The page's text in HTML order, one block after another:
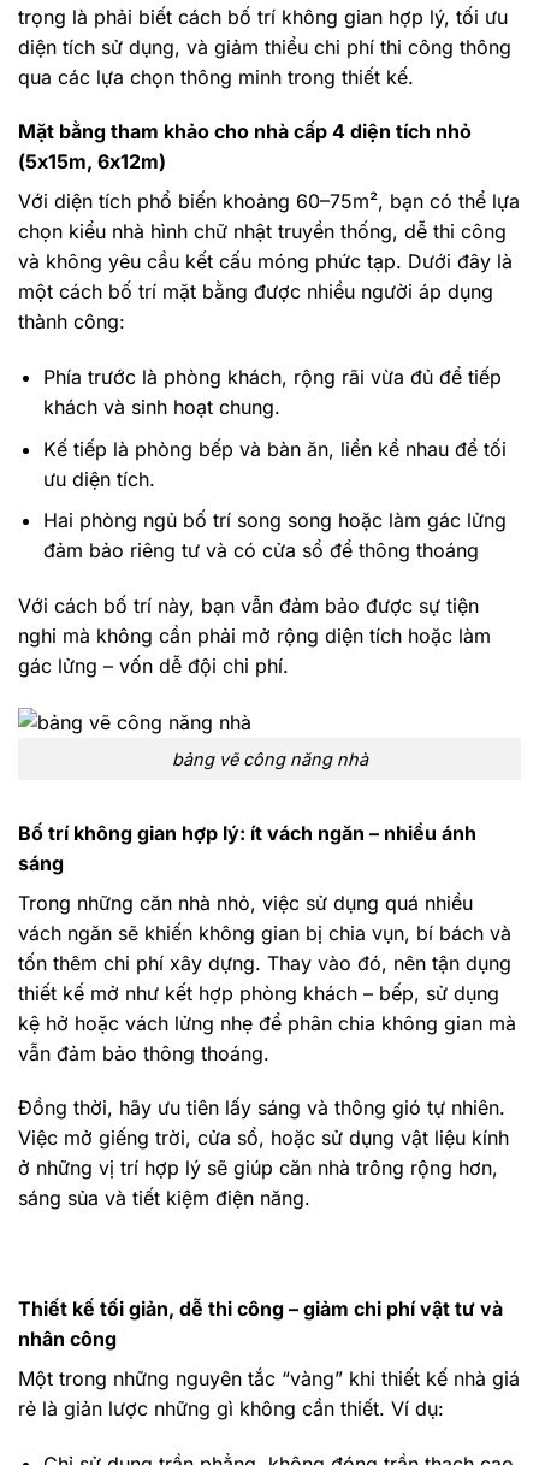
trọng là phải biết cách bố trí không gian hợp lý, tối ưu
diện tích sử dụng, và giảm thiểu chi phí thi công thông
qua các lựa chọn thông minh trong thiết kế.
Mặt bằng tham khảo cho nhà cấp 4 diện tích nhỏ
(5x15m, 6x12m)
Với diện tích phổ biến khoảng 60–75m², bạn có thể lựa
chọn kiểu nhà hình chữ nhật truyền thống, dễ thi công
và không yêu cầu kết cấu móng phức tạp. Dưới đây là
một cách bố trí mặt bằng được nhiều người áp dụng
thành công:
Phía trước là phòng khách, rộng rãi vừa đủ để tiếp
khách và sinh hoạt chung.
Kế tiếp là phòng bếp và bàn ăn, liền kề nhau để tối
ưu diện tích.
Hai phòng ngủ bố trí song song hoặc làm gác lửng
đảm bảo riêng tư và có cửa sổ để thông thoáng
Với cách bố trí này, bạn vẫn đảm bảo được sự tiện
nghi mà không cần phải mở rộng diện tích hoặc làm
gác lửng – vốn dễ đội chi phí.
bảng vẽ công năng nhà
Bố trí không gian hợp lý: ít vách ngăn – nhiều ánh
sáng
Trong những căn nhà nhỏ, việc sử dụng quá nhiều
vách ngăn sẽ khiến không gian bị chia vụn, bí bách và
tốn thêm chi phí xây dựng. Thay vào đó, nên tận dụng
thiết kế mở như kết hợp phòng khách – bếp, sử dụng
kệ hở hoặc vách lửng nhẹ để phân chia không gian mà
vẫn đảm bảo thông thoáng.
Đồng thời, hãy ưu tiên lấy sáng và thông gió tự nhiên.
Việc mở giếng trời, cửa sổ, hoặc sử dụng vật liệu kính
ở những vị trí hợp lý sẽ giúp căn nhà trông rộng hơn,
sáng sủa và tiết kiệm điện năng.
Thiết kế tối giản, dễ thi công – giảm chi phí vật tư và
nhân công
Một trong những nguyên tắc “vàng” khi thiết kế nhà giá
rẻ là giản lược những gì không cần thiết. Ví dụ: